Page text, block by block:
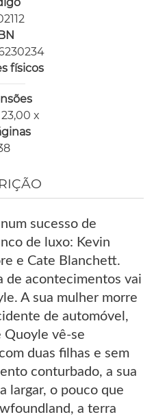
físicos
x
sucesso de
de luxo: Kevin
e Cate Blanchett.
de acontecimentos vai
A sua mulher morre
de automóvel,
Quoyle vê-se
duas filhas e sem
conturbado, a sua
largar, o pouco que
a terra